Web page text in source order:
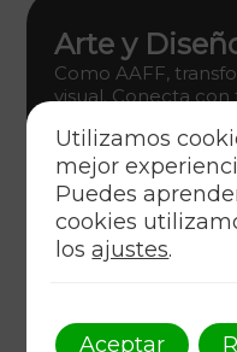
Arte y
Como AAFF,
visual. Conecta
estrategia.
Utilizamos
mejor
Puedes
cookies
losajustes.
Aceptar